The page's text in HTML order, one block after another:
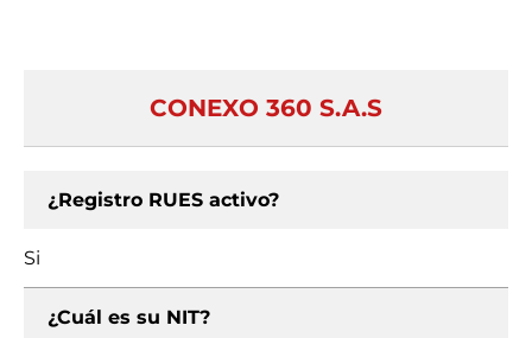
CONEXO 360 S.A.S
¿Registro RUES activo?
Si
¿Cuál es su NIT?